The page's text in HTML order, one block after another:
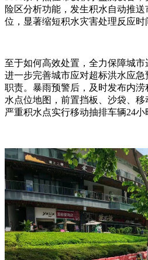
险区分析功能，发生积水自动推
位，显著缩短积水灾害处理反应时
至于如何高效处置，全力保障城
进一步完善城市应对超标洪水应
职责。暴雨预警后，及时发布内
水点位地图，前置挡板、沙袋、
严重积水点实行移动抽排车辆24小